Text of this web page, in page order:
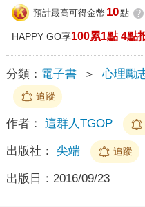
預計最高可得金幣 10點 ?
HAPPY GO享100累1點 4點
分類： 電子書 ＞ 心理勵
追蹤
作者： 這群人TGOP
出版社： 尖端 追蹤
出版日： 2016/09/23